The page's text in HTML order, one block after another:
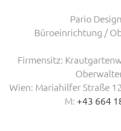
Pario
Büroeinrichtung /
Firmensitz:
Wien: Mariahilfer Straße
M: +43 664